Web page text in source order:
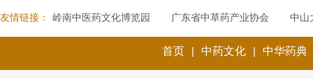
友情链接： 岭南中医药文化博览园 广东省中草药产业协会 中山
首页 | 中药文化 | 中华药典